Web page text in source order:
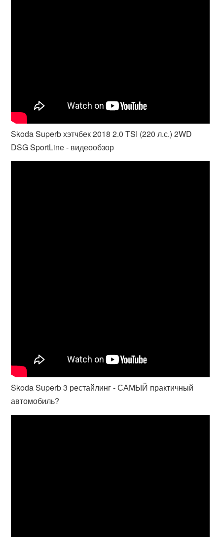
Skoda Superb хэтчбек 2018 2.0 TSI (220 л.с.) 2WD
DSG SportLine - видеообзор
Skoda Superb 3 рестайлинг - САМЫЙ практичный
автомобиль?